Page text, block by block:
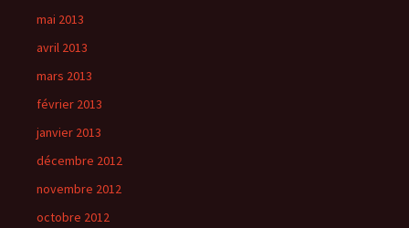
mai 2013
avril 2013
mars 2013
février 2013
janvier 2013
décembre 2012
novembre 2012
octobre 2012